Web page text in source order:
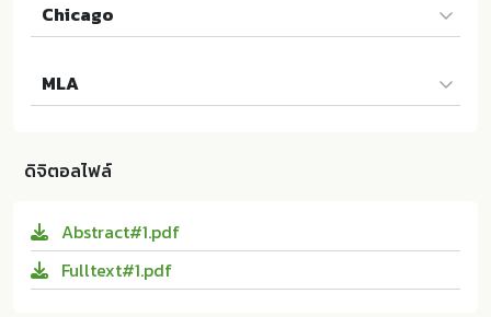
Chicago
การดำเนินงานตามนโยบาย “ลดเวลาเรียน เพิ่มเวลารู้” ของ
โรงเรียนเอกชนสอนศาสนาอิสลาม สังกัดสำนักงานการศึก
ทร์; 10.14457/PSU.the.2017.6
MLA
นเอกชนสอนศาสนาอิสลาม สังกัดสำนักงานการศึกษาเอกช
0. Print. 10.14457/PSU.the.2017.6
ดิจิตอลไฟล์
Abstract#1.pdf
Fulltext#1.pdf